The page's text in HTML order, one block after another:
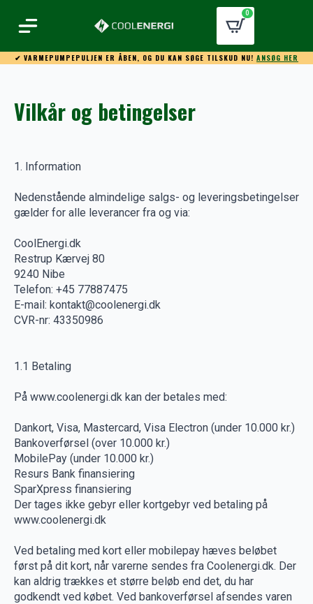
0
✔ VARMEPUMPEPULJEN ER ÅBEN, OG DU KAN SØGE TILSKUD NU! ANSØG HER
Vilkår og betingelser
1. Information
Nedenstående almindelige salgs- og leveringsbetingelser
gælder for alle leverancer fra og via:
CoolEnergi.dk
Restrup Kærvej 80
9240 Nibe
Telefon: +45 77887475
E-mail: kontakt@coolenergi.dk
CVR-nr: 43350986
1.1 Betaling
På www.coolenergi.dk kan der betales med:
Dankort, Visa, Mastercard, Visa Electron (under 10.000 kr.)
Bankoverførsel (over 10.000 kr.)
MobilePay (under 10.000 kr.)
Resurs Bank finansiering
SparXpress finansiering
Der tages ikke gebyr eller kortgebyr ved betaling på
www.coolenergi.dk
Ved betaling med kort eller mobilepay hæves beløbet
først på dit kort, når varerne sendes fra Coolenergi.dk. Der
kan aldrig trækkes et større beløb end det, du har
godkendt ved købet. Ved bankoverførsel afsendes varen